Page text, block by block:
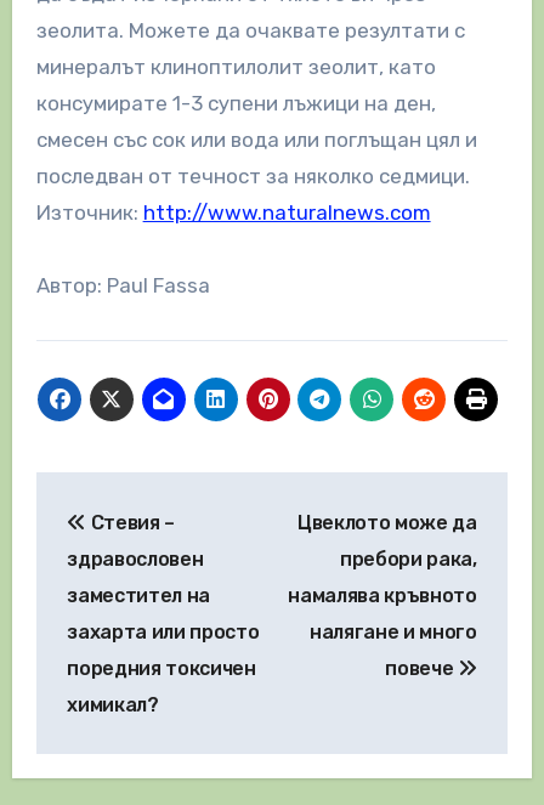
зеолита. Можете да очаквате резултати с
минералът клиноптилолит зеолит, като
консумирате 1-3 супени лъжици на ден,
смесен със сок или вода или поглъщан цял и
последван от течност за няколко седмици.
Източник: http://www.naturalnews.com
Автор: Paul Fassa
Стевия –
здравословен
заместител на
захарта или просто
поредния токсичен
химикал?
Цвеклото може да
пребори рака,
намалява кръвното
налягане и много
повече